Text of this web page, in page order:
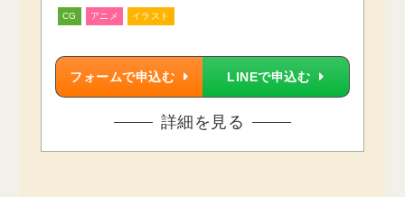
CG アニメ イラスト
フォームで申込む LINEで申込む
詳細を見る